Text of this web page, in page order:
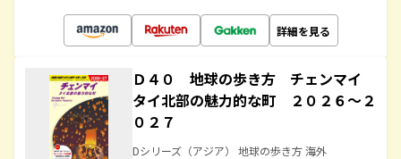
詳細を見る
Ｄ４０ 地球の歩き方 チェンマイ
タイ北部の魅力的な町 ２０２６～２
０２７
Dシリーズ（アジア） 地球の歩き方 海外